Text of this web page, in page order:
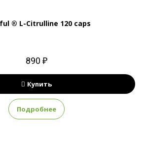
® L-Citrulline 120 caps
890 ₽
Купить
Подробнее